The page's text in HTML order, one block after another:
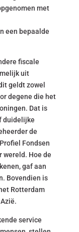
met
een bepaalde
fiscale
uit
geldt zowel
degene die het
Dat is
duidelijke
de
Fondsen
wereld. Hoe de
gaf aan
Bovendien is
Rotterdam
service